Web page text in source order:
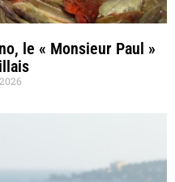
le « Monsieur Paul »